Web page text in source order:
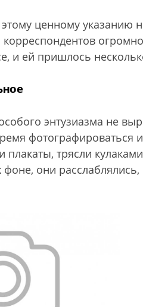
ценному указанию
и ей пришлось
энтузиазма не
трясли
они